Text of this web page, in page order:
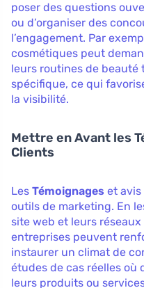
poser des questions
ou d’organiser des
l’engagement. Par
cosmétiques peut
leurs routines de
spécifique, ce qui
la visibilité.
Mettre en Avant les
Clients
Les Témoignages et
outils de marketing. En
site web et leurs
entreprises peuvent
instaurer un climat de
études de cas réelles où
leurs produits ou